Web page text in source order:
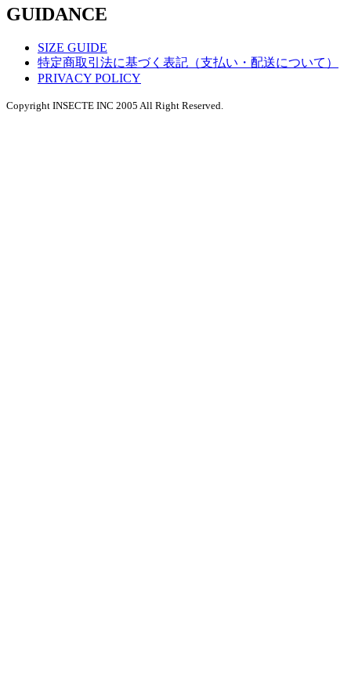
GUIDANCE
SIZE GUIDE
特定商取引法に基づく表記（支払い・配送について）
PRIVACY POLICY
Copyright INSECTE INC 2005 All Right Reserved.